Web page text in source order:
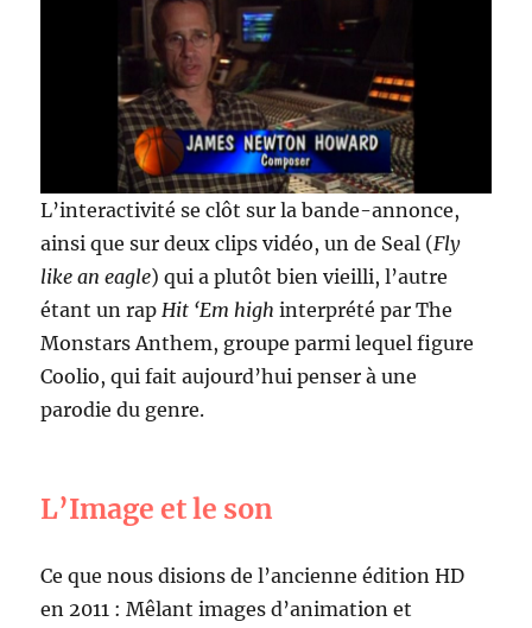
L’interactivité se clôt sur la bande-annonce,
ainsi que sur deux clips vidéo, un de Seal (Fly
like an eagle) qui a plutôt bien vieilli, l’autre
étant un rap Hit ‘Em high interprété par The
Monstars Anthem, groupe parmi lequel figure
Coolio, qui fait aujourd’hui penser à une
parodie du genre.
L’Image et le son
Ce que nous disions de l’ancienne édition HD
en 2011 : Mêlant images d’animation et